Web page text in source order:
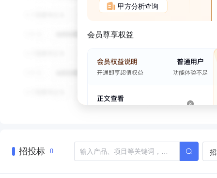
甲方分析查询
会员尊享权益
招投标 0